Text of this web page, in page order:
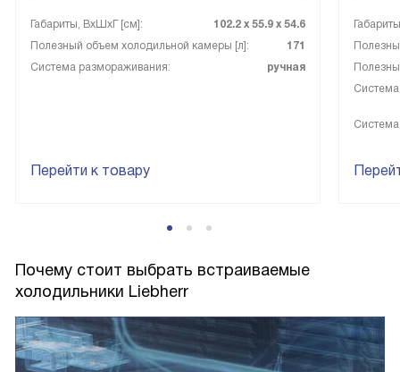
Габариты, ВxШxГ [см]:
102.2 х 55.9 х 54.6
Полезный объем холодильной камеры [л]:
171
Система размораживания:
ручная
Перейти к товару
Почему стоит выбрать встраиваемые
холодильники Liebherr